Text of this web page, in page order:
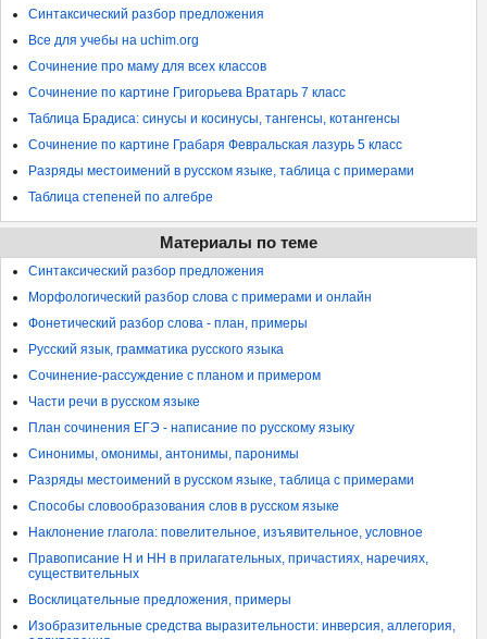
Синтаксический разбор предложения
Все для учебы на uchim.org
Сочинение про маму для всех классов
Сочинение по картине Григорьева Вратарь 7 класс
Таблица Брадиса: синусы и косинусы, тангенсы, котангенсы
Сочинение по картине Грабаря Февральская лазурь 5 класс
Разряды местоимений в русском языке, таблица с примерами
Таблица степеней по алгебре
Материалы по теме
Синтаксический разбор предложения
Морфологический разбор слова с примерами и онлайн
Фонетический разбор слова - план, примеры
Русский язык, грамматика русского языка
Сочинение-рассуждение с планом и примером
Части речи в русском языке
План сочинения ЕГЭ - написание по русскому языку
Синонимы, омонимы, антонимы, паронимы
Разряды местоимений в русском языке, таблица с примерами
Способы словообразования слов в русском языке
Наклонение глагола: повелительное, изъявительное, условное
Правописание Н и НН в прилагательных, причастиях, наречиях,
существительных
Восклицательные предложения, примеры
Изобразительные средства выразительности: инверсия, аллегория,